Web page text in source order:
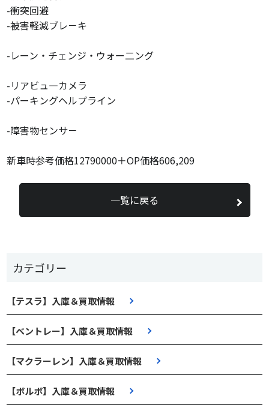
カテゴリー
【テスラ】入庫＆買取情報
【ベントレー】入庫＆買取情報
【マクラーレン】入庫＆買取情報
【ボルボ】入庫＆買取情報
-衝突回避
-被害軽減ブレ－キ
-レーン・チェンジ・ウォー二ング
-リアビュ―カメラ
-パーキングヘルプライン
-障害物センサ－
新車時参考価格12790000＋OP価格606,209
一覧に戻る